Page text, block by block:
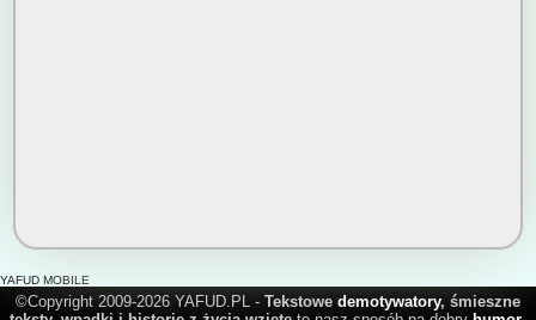
YAFUD MOBILE
©Copyright 2009-2026 YAFUD.PL - Tekstowe demotywatory, śmieszne